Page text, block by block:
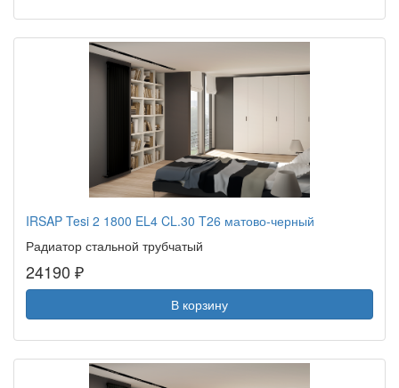
IRSAP Tesi 2 1800 EL4 CL.30 T26 матово-черный
Радиатор стальной трубчатый
24190 ₽
В корзину